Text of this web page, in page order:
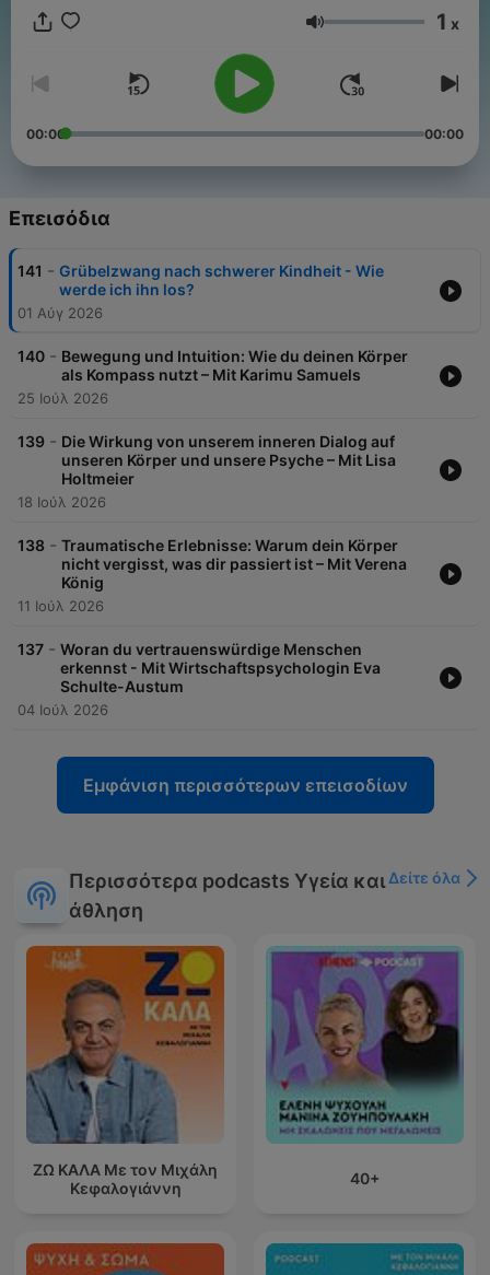
psychologische Erkenntnisse zugänglich macht – Schritt für
überall, wo es Podcasts gibt. Folgt mir gern auf Instagram:
@lukas.klaschinski Hier erfährst du mehr von unseren
Werbepartnern: https://linktr.ee/jakobsweg_podcast +++
Vermarktungsanfragen: vermarktung@acast.com
Ένταση 1 x
00:00 00:00
Επεισόδια
141 - Grübelzwang nach schwerer Kindheit - Wie
werde ich ihn los?
01 Αύγ 2026
140 - Bewegung und Intuition: Wie du deinen Körper
als Kompass nutzt – Mit Karimu Samuels
25 Ιούλ 2026
139 - Die Wirkung von unserem inneren Dialog auf
unseren Körper und unsere Psyche – Mit Lisa
Holtmeier
18 Ιούλ 2026
138 - Traumatische Erlebnisse: Warum dein Körper
nicht vergisst, was dir passiert ist – Mit Verena
König
11 Ιούλ 2026
137 - Woran du vertrauenswürdige Menschen
erkennst - Mit Wirtschaftspsychologin Eva
Schulte-Austum
04 Ιούλ 2026
Εμφάνιση περισσότερων επεισοδίων
Περισσότερα podcasts Υγεία και
άθληση
Δείτε όλα
ΖΩ ΚΑΛΑ Με τον Μιχάλη
Κεφαλογιάννη
40+